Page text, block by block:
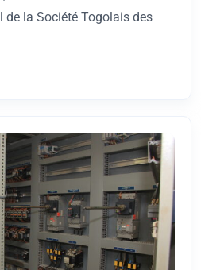
de la Société Togolais des